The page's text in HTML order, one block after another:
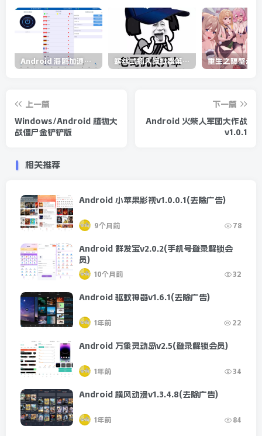
Android 海鸥加速器v6.6.3(解锁会员) 螺丝式插入模拟器第5代/NejicomiSimulator.Vol.5.v1.0.2
上一篇
Windows/Android 植物大
战僵尸金铲铲版
下一篇
Android 火柴人军团大作战
v1.0.1
相关推荐
Android 小苹果影视v1.0.0.1(去除广告)
9个月前 78
Android 群发宝v2.0.2(手机号登录解锁会
员)
10个月前 32
Android 驱蚊神器v1.6.1(去除广告)
1年前 22
Android 万象灵动岛v2.5(登录解锁会员)
1年前 34
Android 横风动漫v1.3.4.8(去除广告)
1年前 84